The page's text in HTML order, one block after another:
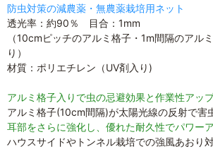
防虫対策の減農薬・無農薬栽培用ネット
透光率：約90％ 目合：1mm
（10cmピッチのアルミ格子・1m間隔のアル
り）
材質：ポリエチレン（UV剤入り)
アルミ格子入りで虫の忌避効果と作業性アッ
アルミ格子(10cm間隔)が太陽光線の反射で害
耳部をさらに強化し、優れた耐久性でパワー
ハウスサイドやトンネル栽培での強風あおり